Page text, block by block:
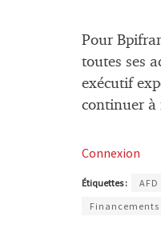
Pour
toutes ses
exécutif
continuer à
Connexion
Étiquettes : AFD
Financements